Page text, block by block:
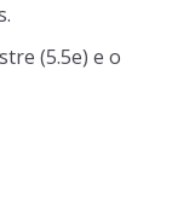
(5.5e) e o